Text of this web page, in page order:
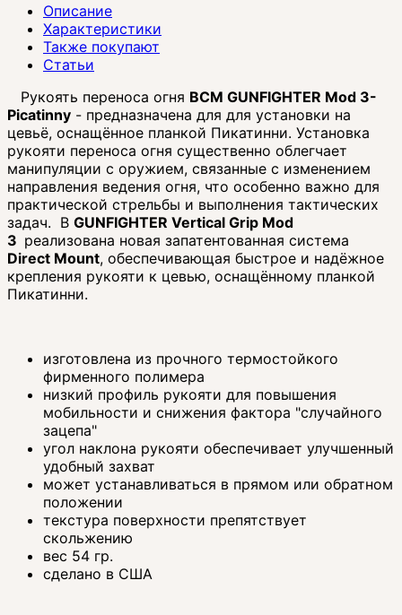
Описание
Характеристики
Также покупают
Статьи
Рукоять переноса огня BCM GUNFIGHTER Mod 3-
Picatinny - предназначена для для установки на
цевьё, оснащённое планкой Пикатинни. Установка
рукояти переноса огня существенно облегчает
манипуляции с оружием, связанные с изменением
направления ведения огня, что особенно важно для
практической стрельбы и выполнения тактических
задач. В GUNFIGHTER Vertical Grip Mod
3 реализована новая запатентованная система
Direct Mount, обеспечивающая быстрое и надёжное
крепления рукояти к цевью, оснащённому планкой
Пикатинни.
изготовлена из прочного термостойкого
фирменного полимера
низкий профиль рукояти для повышения
мобильности и снижения фактора "случайного
зацепа"
угол наклона рукояти обеспечивает улучшенный
удобный захват
может устанавливаться в прямом или обратном
положении
текстура поверхности препятствует
скольжению
вес 54 гр.
сделано в США